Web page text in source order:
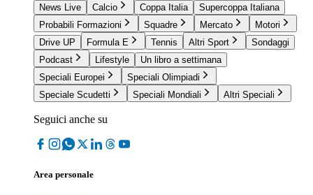
News Live
Calcio Coppa Italia
Supercoppa Italiana
Probabili Formazioni
Squadre Mercato
Motori
Drive UP
Formula E Tennis Altri Sport
Sondaggi
Podcast
Lifestyle
Un libro a settimana
Speciali Europei
Speciali Olimpiadi
Speciale Scudetti
Speciali Mondiali Altri Speciali
Seguici anche su
Area personale